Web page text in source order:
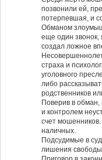
позвонили ей,
потерпевшая, и
Обманом
еще один звонок,
создал ложное
страха и
уголовного
либо
родственников
Поверив в
и контролем
счет
наличных.
Подсудимые в
лишения свободы